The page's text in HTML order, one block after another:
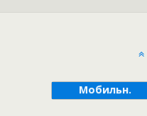
Мобильн.